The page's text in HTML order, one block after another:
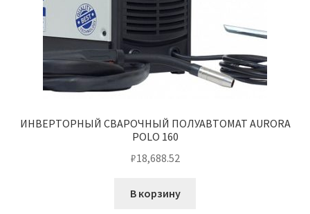
ИНВЕРТОРНЫЙ СВАРОЧНЫЙ ПОЛУАВТОМАТ AURORA
POLO 160
₽18,688.52
В корзину